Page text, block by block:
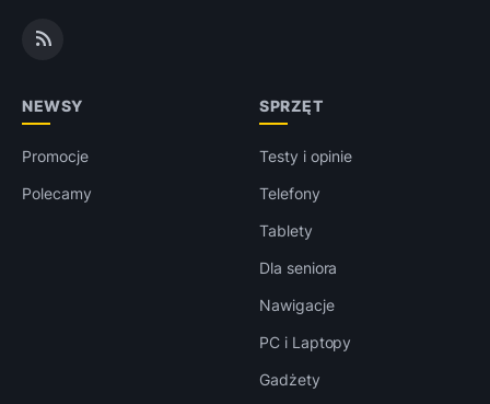
NEWSY
Promocje
Polecamy
SPRZĘT
Testy i opinie
Telefony
Tablety
Dla seniora
Nawigacje
PC i Laptopy
Gadżety